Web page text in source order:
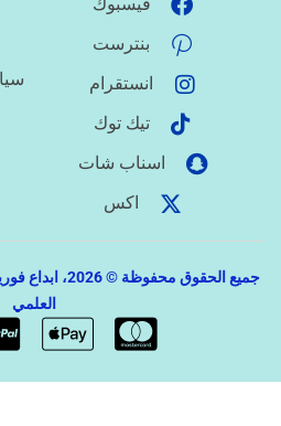
بنترست
انستقرام
تيك توك
اسناب شات
اكس
جميع الحقوق
العلمي
هل تحتاج تنسيقًا أو توثيق مراجع؟